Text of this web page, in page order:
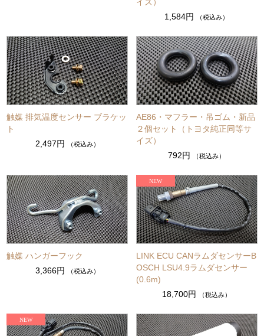
イズ）
1,584円
（税込み）
触媒 排気温度センサー ブラケッ
ト
2,497円
（税込み）
AE86・マフラー・吊ゴム・新品
２個セット（トヨタ純正同等サ
イズ）
792円
（税込み）
触媒 ハンガーフック
3,366円
（税込み）
LINK ECU CANラムダセンサーB
OSCH LSU4.9ラムダセンサー
(0.6m)
18,700円
（税込み）